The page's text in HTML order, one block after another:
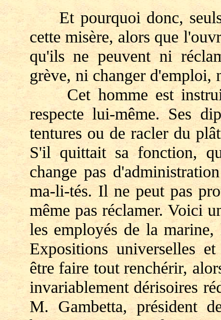
Et pourquoi donc, seuls,
cette misère, alors que
qu'ils ne peuvent ni
grève, ni changer d'emploi,
Cet homme est
respecte lui-même. Ses
tentures ou de racler du
S'il quittait sa fonction,
change pas
ma-li-tés. Il ne peut pas
même pas réclamer. Voici
les employés de la
Expositions universelles
être faire tout renchérir,
invariablement dérisoires
M. Gambetta, président